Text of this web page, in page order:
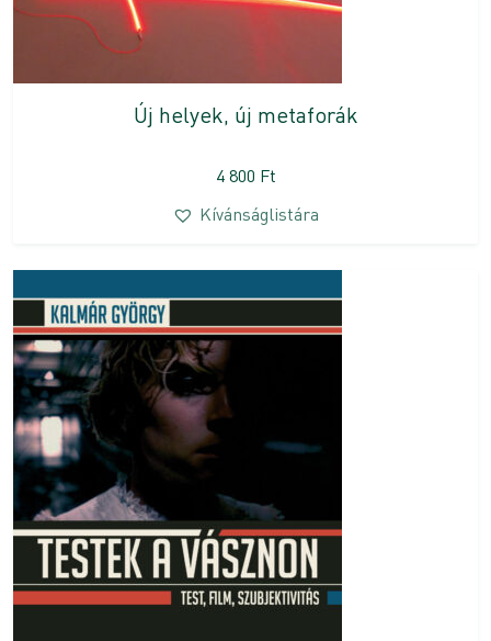
Új helyek, új metaforák
4 800 Ft
Kívánságlistára